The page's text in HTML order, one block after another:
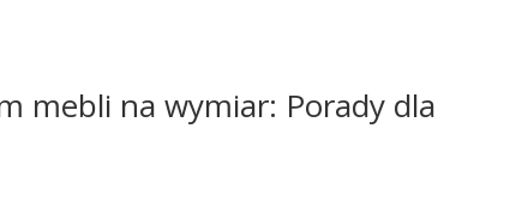
mebli na wymiar: Porady dla